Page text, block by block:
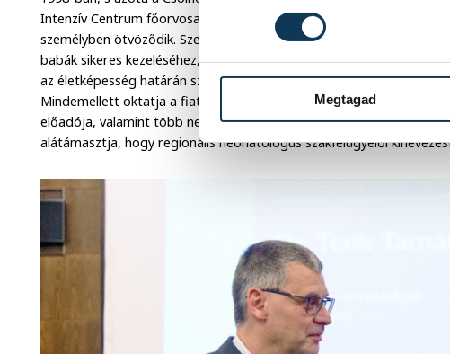
Megtagad
Intenzív Centrum főorvosa, gyermekgyógyász és neonatológus
személyben ötvöződik. Szervezi, irányítja, végzi azt a szerteágazó
babák sikeres kezeléséhez, életben maradásukhoz és
az életképesség határán születettek, vagy betegen világra jött
Mindemellett oktatja a fiatalokat, orvosokat, szakdolgozókat.
előadója, valamint több nemzetközi klinikai vizsgálat résztvevője.
alátámasztja, hogy regionális neonatológus szakfelügyelői